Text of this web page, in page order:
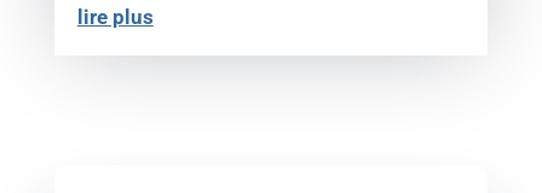
lire plus